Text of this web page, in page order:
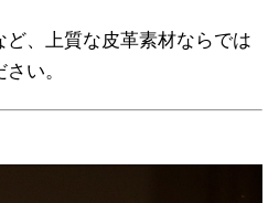
ど、上質な皮革素材ならでは
い。